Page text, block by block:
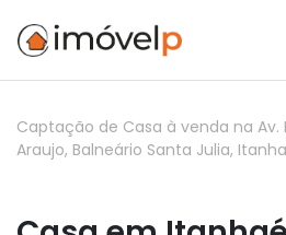
Captação de Casa à venda na Av.
Araujo, Balneário Santa Julia,